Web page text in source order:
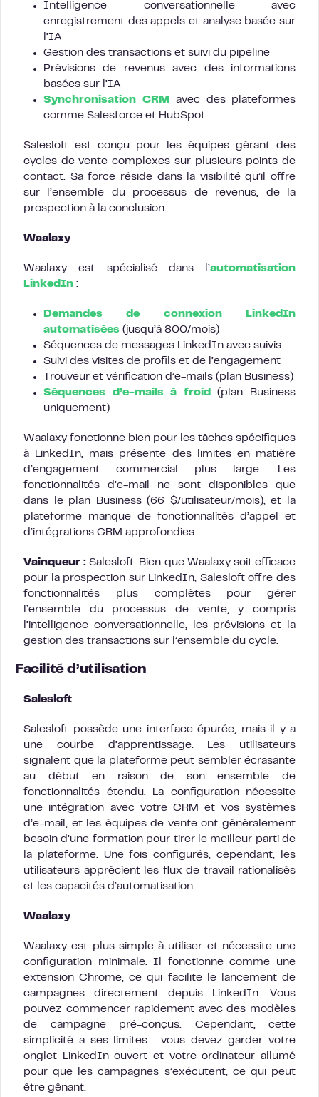
Intelligence conversationnelle avec
enregistrement des appels et analyse basée sur
l’IA
Gestion des transactions et suivi du pipeline
Prévisions de revenus avec des informations
basées sur l’IA
Synchronisation CRM
avec des plateformes
comme Salesforce et HubSpot
Salesloft est conçu pour les équipes gérant des
cycles de vente complexes sur plusieurs points de
contact. Sa force réside dans la visibilité qu’il offre
sur l’ensemble du processus de revenus, de la
prospection à la conclusion.
Waalaxy
Waalaxy est spécialisé dans l’automatisation
LinkedIn :
Demandes de connexion LinkedIn
automatisées (jusqu’à 800/mois)
Séquences de messages LinkedIn avec suivis
Suivi des visites de profils et de l’engagement
Trouveur et vérification d’e-mails (plan Business)
Séquences d’e-mails à froid
(plan Business
uniquement)
Waalaxy fonctionne bien pour les tâches spécifiques
à LinkedIn, mais présente des limites en matière
d’engagement commercial plus large. Les
fonctionnalités d’e-mail ne sont disponibles que
dans le plan Business (66 $/utilisateur/mois), et la
plateforme manque de fonctionnalités d’appel et
d’intégrations CRM approfondies.
Vainqueur : Salesloft. Bien que Waalaxy soit efficace
pour la prospection sur LinkedIn, Salesloft offre des
fonctionnalités plus complètes pour gérer
l’ensemble du processus de vente, y compris
l’intelligence conversationnelle, les prévisions et la
gestion des transactions sur l’ensemble du cycle.
Facilité d’utilisation
Salesloft
Salesloft possède une interface épurée, mais il y a
une courbe d’apprentissage. Les utilisateurs
signalent que la plateforme peut sembler écrasante
au début en raison de son ensemble de
fonctionnalités étendu. La configuration nécessite
une intégration avec votre CRM et vos systèmes
d’e-mail, et les équipes de vente ont généralement
besoin d’une formation pour tirer le meilleur parti de
la plateforme. Une fois configurés, cependant, les
utilisateurs apprécient les flux de travail rationalisés
et les capacités d’automatisation.
Waalaxy
Waalaxy est plus simple à utiliser et nécessite une
configuration minimale. Il fonctionne comme une
extension Chrome, ce qui facilite le lancement de
campagnes directement depuis LinkedIn. Vous
pouvez commencer rapidement avec des modèles
de campagne pré-conçus. Cependant, cette
simplicité a ses limites : vous devez garder votre
onglet LinkedIn ouvert et votre ordinateur allumé
pour que les campagnes s’exécutent, ce qui peut
être gênant.